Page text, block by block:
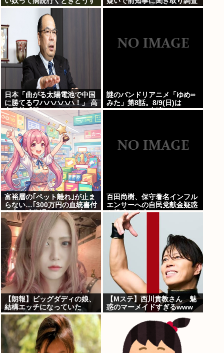
んの
へ
日本「曲がる太陽電池で中国
に勝てるワハハハハハ！」 高
市早苗「勝てる！ ガハハハハ
ハハ！」
謎のバンドリアニメ「ゆめ∞
みた」第8話。8/9(日)は
MyGO・RAS出演の
富裕層の｢ペット離れ｣が止ま
らない…｢300万円の血統書付
き犬は時代遅れ｣という真の
お金持ちが"向かった先"
百田尚樹、保守著名インフル
エンサーへの自民党献金疑惑
を投稿し炎上
【朗報】ビッグダディの娘、
結構エッチになっていた
【Mステ】西川貴教さん 魅
惑のマーメイドすぎるwww